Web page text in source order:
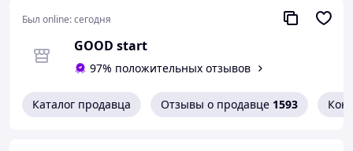
Был online:сегодня
GOOD start
97% положительных отзывов
Каталог продавца Отзывы о продавце 1593